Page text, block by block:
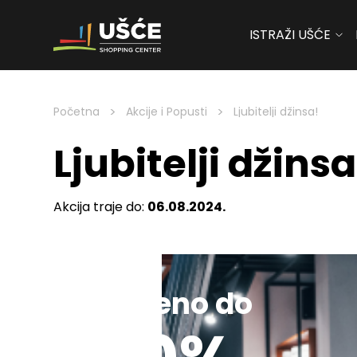
Skip to content
ISTRAŽI UŠĆE
Početna > Akcije i Popusti > Ljubitelji džinsa!
Ljubitelji
Akcija traje do: 06.08.2024.
Sniženo do